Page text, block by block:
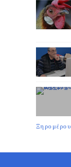
Ξηρομέρου